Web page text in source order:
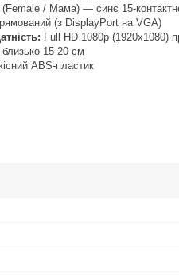
/ Мама) — синє 15-
(з DisplayPort на VGA)
Full HD 1080p (1920x1080)
близько 15-20 см
ABS-пластик